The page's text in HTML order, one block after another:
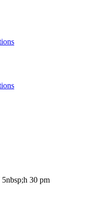
5nbsp;h 30 pm